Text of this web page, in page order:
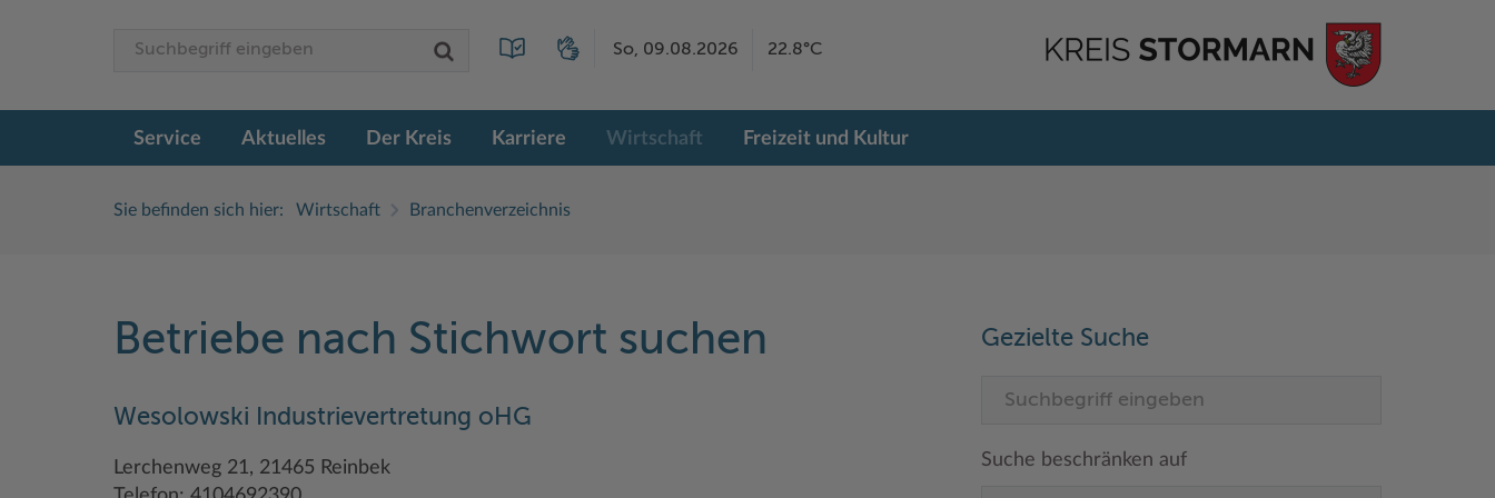
So, 09.08.2026 22.8°C
Service Aktuelles Der Kreis Karriere Wirtschaft Freizeit und Kultur
Sie befinden sich hier: Wirtschaft Branchenverzeichnis
Betriebe nach Stichwort suchen
Wesolowski Industrievertretung oHG
Lerchenweg 21, 21465 Reinbek
Gezielte Suche
Suche beschränken auf